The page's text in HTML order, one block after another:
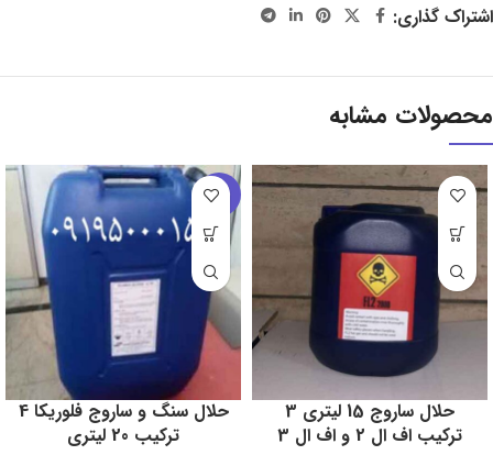
اشتراک گذاری:
محصولات مشابه
حلال ساروج 15 لیتری 3
ترکیب اف ال 2 و اف ال 3
-26%
حلال سنگ و ساروج فلوریکا 4
ترکیب 20 لیتری